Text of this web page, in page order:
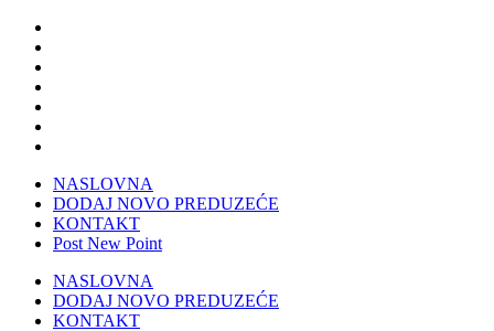
NASLOVNA
DODAJ NOVO PREDUZEĆE
KONTAKT
Post New Point
NASLOVNA
DODAJ NOVO PREDUZEĆE
KONTAKT